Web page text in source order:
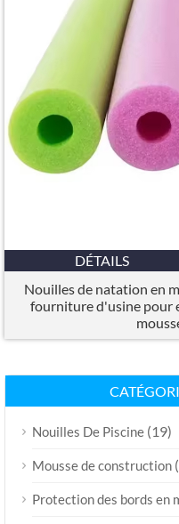
DÉTAILS
Nouilles de natation en
fourniture d'usine pour
Nouilles De Piscine (19)
Mousse de construction
Protection des bords en